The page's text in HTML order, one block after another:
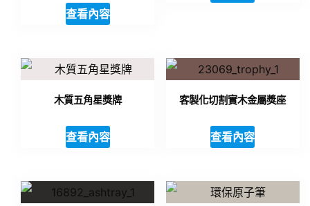
查看內容
木質五角星獎牌
查看內容
客製化切割實木金屬獎座
查看內容